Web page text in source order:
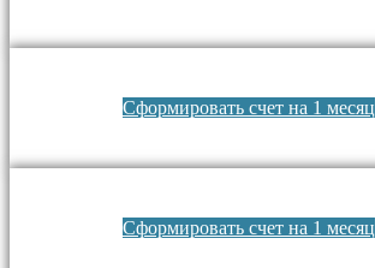
Сформировать счет на 1 месяц
Сформировать счет на 1 месяц